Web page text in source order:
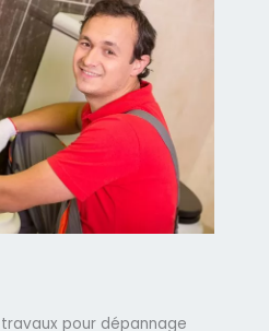
pour dépannage